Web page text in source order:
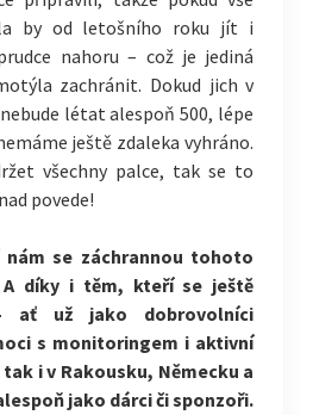
by od letošního roku jít i
nahoru – což je jediná
zachránit. Dokud jich v
létat alespoň 500, lépe
ještě zdaleka vyhráno.
všechny palce, tak se to
povede!
nám se záchrannou tohoto
A díky i těm, kteří se ještě
ať už jako dobrovolníci
s monitoringem i aktivní
i v Rakousku, Německu a
jako dárci či sponzoři.